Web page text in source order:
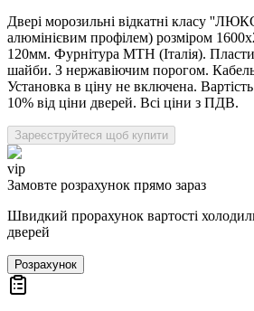
Двері морозильні відкатні класу
алюмінієвим профілем) розміром
120мм. Фурнітура MTH (Італія).
шайби. З нержавіючим порогом. Кабель
Установка в ціну не включена.
10% від ціни дверей. Всі ціни з ПДВ.
Зареєструйтеся щоб купити
vip
Замовте розрахунок прямо зараз
Швидкий прорахунок вартості
дверей
Розрахунок